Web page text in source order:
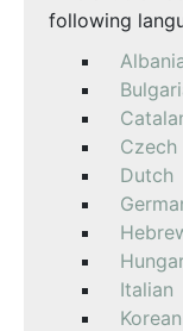
following
Czech
Dutch
Italian
Korean